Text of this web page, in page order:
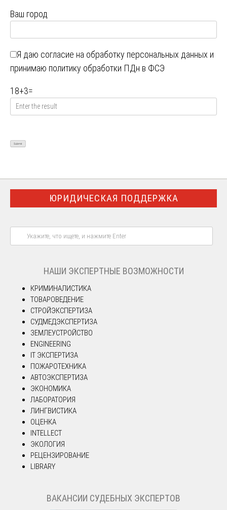
Ваш город
Я даю согласие на обработку персональных данных и
принимаю политику обработки ПДн в ФСЭ
18+3=
ЮРИДИЧЕСКАЯ ПОДДЕРЖКА
НАШИ ЭКСПЕРТНЫЕ ВОЗМОЖНОСТИ
КРИМИНАЛИСТИКА
ТОВАРОВЕДЕНИЕ
СТРОЙЭКСПЕРТИЗА
СУДМЕДЭКСПЕРТИЗА
ЗЕМЛЕУСТРОЙСТВО
ENGINEERING
IT ЭКСПЕРТИЗА
ПОЖАРОТЕХНИКА
АВТОЭКСПЕРТИЗА
ЭКОНОМИКА
ЛАБОРАТОРИЯ
ЛИНГВИСТИКА
ОЦЕНКА
INTELLECT
ЭКОЛОГИЯ
РЕЦЕНЗИРОВАНИЕ
LIBRARY
ВАКАНСИИ СУДЕБНЫХ ЭКСПЕРТОВ